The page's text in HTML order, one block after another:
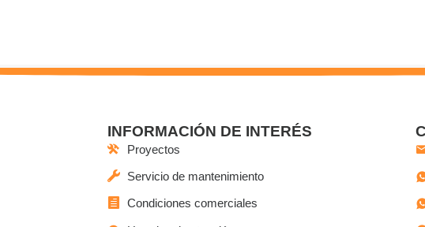
INFORMACIÓN DE INTERÉS
Proyectos
Servicio de mantenimiento
Condiciones comerciales